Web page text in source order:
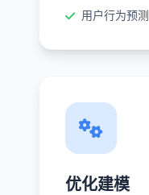
用户行为预测
优化建模